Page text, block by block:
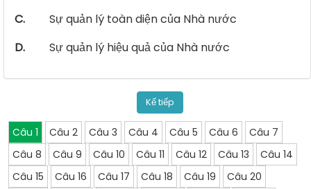
C.
Sự quản lý toàn diện của Nhà nước
D.
Sự quản lý hiệu quả của Nhà nước
Kế tiếp
Câu 1 Câu 2 Câu 3 Câu 4 Câu 5 Câu 6
Câu 7
Câu 8
Câu 9 Câu 10 Câu 11 Câu 12 Câu 13
Câu 14
Câu 15
Câu 16 Câu 17 Câu 18 Câu 19
Câu 20